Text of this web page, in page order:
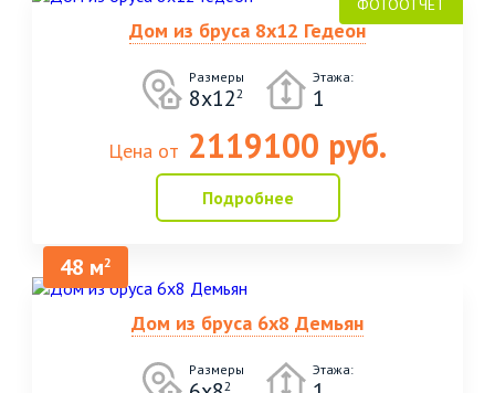
Дом из бруса 8х12 Гедеон
Размеры
8х122
Этажа:
1
Цена от 2119100 руб.
Подробнее
48 м2
Дом из бруса 6х8 Демьян
Размеры
2
Этажа: